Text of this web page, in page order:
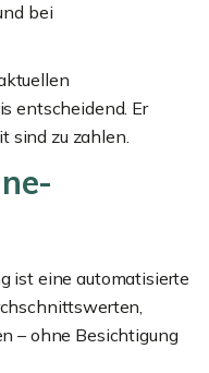
bei
entscheidend. Er
sind zu zahlen.
ist eine automatisierte
– ohne Besichtigung